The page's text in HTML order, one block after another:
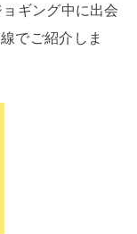
ギング中に出会
でご紹介しま